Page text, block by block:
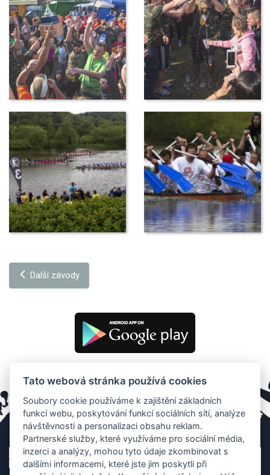
Další závody
Tato webová stránka používá cookies
Soubory cookie používáme k zajištění základních
funkcí webu, poskytování funkcí sociálních sítí, analýze
návštěvnosti a personalizaci obsahu reklam.
Partnerské služby, které využíváme pro sociální média,
inzerci a analýzy, mohou tyto údaje zkombinovat s
dalšími informacemi, které jste jim poskytli při